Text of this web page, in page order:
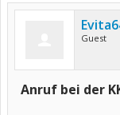
Guest
Anruf bei der